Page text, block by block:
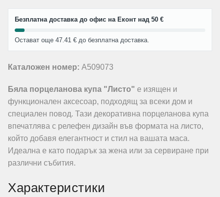
Безплатна доставка до офис на Еконт над 50 €
Остават още 47.41 € до безплатна доставка.
Каталожен номер: A509073
Бяла порцеланова купа "Листо" е изящен и
функционален аксесоар, подходящ за всеки дом и
специален повод. Тази декоративна порцеланова купа
впечатлява с релефен дизайн във формата на листо,
който добавя елегантност и стил на вашата маса.
Идеална е като подарък за жена или за сервиране при
различни събития.
Характеристики